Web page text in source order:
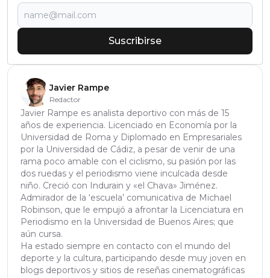
Suscribirse
Javier Rampe
Redactor
Javier Rampe es analista deportivo con más de 15
años de experiencia. Licenciado en Economía por la
Universidad de Roma y Diplomado en Empresariales
por la Universidad de Cádiz, a pesar de venir de una
rama poco amable con el ciclismo, su pasión por las
dos ruedas y el periodismo viene inculcada desde
niño. Creció con Indurain y «el Chava» Jiménez.
Admirador de la ‘escuela’ comunicativa de Michael
Robinson, que le empujó a afrontar la Licenciatura en
Periodismo en la Universidad de Buenos Aires; que
aún cursa.
Ha estado siempre en contacto con el mundo del
deporte y la cultura, participando desde muy joven en
blogs deportivos y sitios de reseñas cinematográficas